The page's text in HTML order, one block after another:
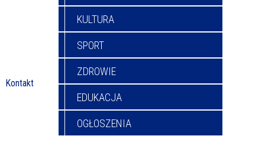
Kontakt
KULTURA
SPORT
ZDROWIE
EDUKACJA
OGŁOSZENIA